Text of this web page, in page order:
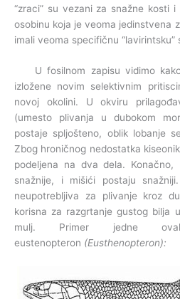
“zraci” su vezani za snažne kosti
osobinu koja je veoma jedinstvena
imali veoma specifičnu “lavirintsku”
U fosilnom zapisu vidimo kako
izložene novim selektivnim
novoj okolini. U okviru
(umesto plivanja u dubokom
postaje spljošteno, oblik lobanje
Zbog hroničnog nedostatka
podeljena na dva dela.
snažnije, i mišići postaju
neupotrebljiva za plivanje kroz
korisna za razgrtanje gustog bilja
mulj. Primer jedne
eustenopteron (Eusthenopteron):